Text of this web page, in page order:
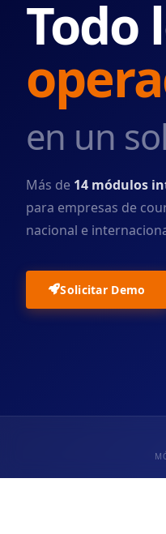
Todo
en un
Más de 14 módulos
para empresas de
nacional e
Solicitar Demo